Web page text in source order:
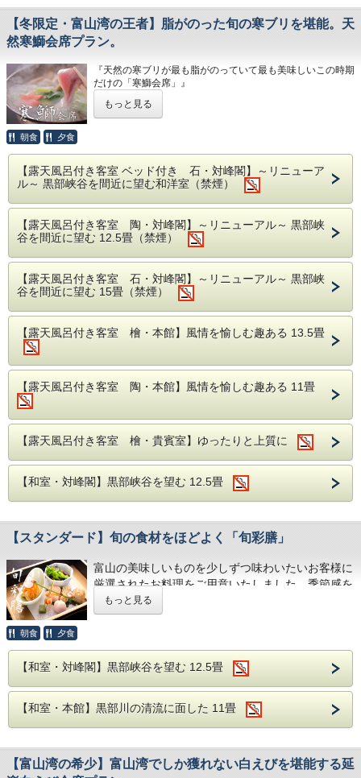
※送迎は13：30〜17：00迄行なっております。
・露天風呂付のお部屋のお客様のチェックアウト時
・有線/無線LANあり
差し上げております。
※このプランのお食事は個室食事処となります。
※すき鍋は大鍋でのご提供になります。個人鍋ではございま
せんのでご了承ください。
※仕入れの都合により献立の内容を予告なく変更する場合あ
※アレルギーや苦手な食材等がございましたらご宿泊前にお
申し出ください。
※本プランは１泊のみで承ります。連泊をご希望のお客様は
２泊目を別プランでお申込みください。
りで磨き上げた上質な“食”と富山の各蔵から館主が選び抜い
た“こだわりの名酒”がお愉しみいただけます。
また、宮大工の手で造られた、香気と光沢のある樹齢400年
の檜風呂では、額縁に見立てた檜の枠から見える峡谷と湯鏡
が幻想世界を演出。
秘境・黒部峡谷の絶景を眺められる延楽で、ここでしか味わ
また毎週土曜日（1/9～3/27）は、夜20：30より「冬の幻想
的な打ち上げ花火」もご鑑賞いただけます。
※当館ではご宿泊の約一週間前にご確認のお電話を差し上げ
ております。
【冬限定・富山湾の王者】脂がのった旬の寒ブリを堪能。天
然寒鰤会席プラン。
『天然の寒ブリが最も脂がのっていて最も美味しいこの時期
だけの「寒鰤会席」』
当館の最上級会席「雅膳」をベースに、富山湾の王者と称す
るに相応しい天然の寒ブリをお刺身、焼物、しゃぶしゃぶと
特に延楽流の「ブリしゃぶ」は上質な脂の乗ったブリを時間
をかけて仕上げた出汁に軽くくぐらせ、特別醸造のポン酢で
食す……是非とも味わっていただきたい格別の逸品です。
【献立一例】
食前酒 梅酒
椀物 季節の椀物 （例 雲子真丈 清汁仕立て）
割鮮 本日の割鮮 煎り酒を添えて
別皿 寒鰤造り 大根おろし 山葵醬油
煮物 寒鰤みぞれ蒸し
強肴 香箱蟹 土佐酢ジュレ
台物 氷見牛石焼
焼物 鰤かま浜焼き 酢橘
食事 富山のコシヒカリ
留椀 赤出汁
香の物 盛り合わせ
■ご朝食■
※仕入れの都合により献立の内容を予告なく変更する場合が
ださい。
■お食事場所■
当館のお食事はお部屋食または個室食事処でのご用意となっ
ております（場所はおまかせになります）。
こちらのプランももちろんお部屋または個室食事処でご用意
ご夕食だけでなくご朝食も同じ場所でご用意しますので古き
良き温泉情緒をぜひお愉しみください。
また毎週土曜日（1/9～3/27）は、夜20：30より「冬の幻想
的な打ち上げ花火」もご鑑賞いただけます。
※幼児のお子様含む5名様以上は個室食事処になります。
【電車】東京駅より約180分、名古屋駅より約245分、大阪
もっと見る
朝食 夕食
【露天風呂付き客室 ベッド付き 石・対峰閣】～リニューア
ル～ 黒部峡谷を間近に望む和洋室（禁煙）
【露天風呂付き客室 陶・対峰閣】～リニューアル～ 黒部峡
谷を間近に望む 12.5畳（禁煙）
【露天風呂付き客室 石・対峰閣】～リニューアル～ 黒部峡
谷を間近に望む 15畳（禁煙）
【露天風呂付き客室 檜・本館】風情を愉しむ趣ある 13.5畳
【露天風呂付き客室 陶・本館】風情を愉しむ趣ある 11畳
【露天風呂付き客室 檜・貴賓室】ゆったりと上質に
【和室・対峰閣】黒部峡谷を望む 12.5畳
【スタンダード】旬の食材をほどよく「旬彩膳」
富山の美味しいものを少しずつ味わいたいお客様に
厳選されたお料理をご用意いたしました。季節感を
大事に彩りの美しいお料理です。
前菜 季節の前菜
椀物 甘海老真丈 清汁仕立て
割鮮 本日の割鮮 煎り酒を添えて
小附 枝豆豆富 生雲丹 針野菜 叩き山葵
ウ
焜炉 国産和牛出汁しゃぶ
もっと見る
朝食 夕食
【和室・対峰閣】黒部峡谷を望む 12.5畳
【和室・本館】黒部川の清流に面した 11畳
【富山湾の希少】富山湾でしか獲れない白えびを堪能する延